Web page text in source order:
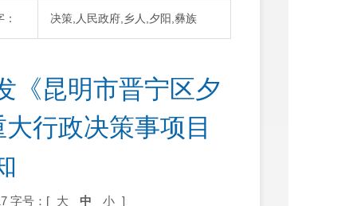
决策,人民政府,乡人,夕阳,彝族
《昆明市晋宁区夕
行政决策事项目
字号：[ 大 中 小 ]